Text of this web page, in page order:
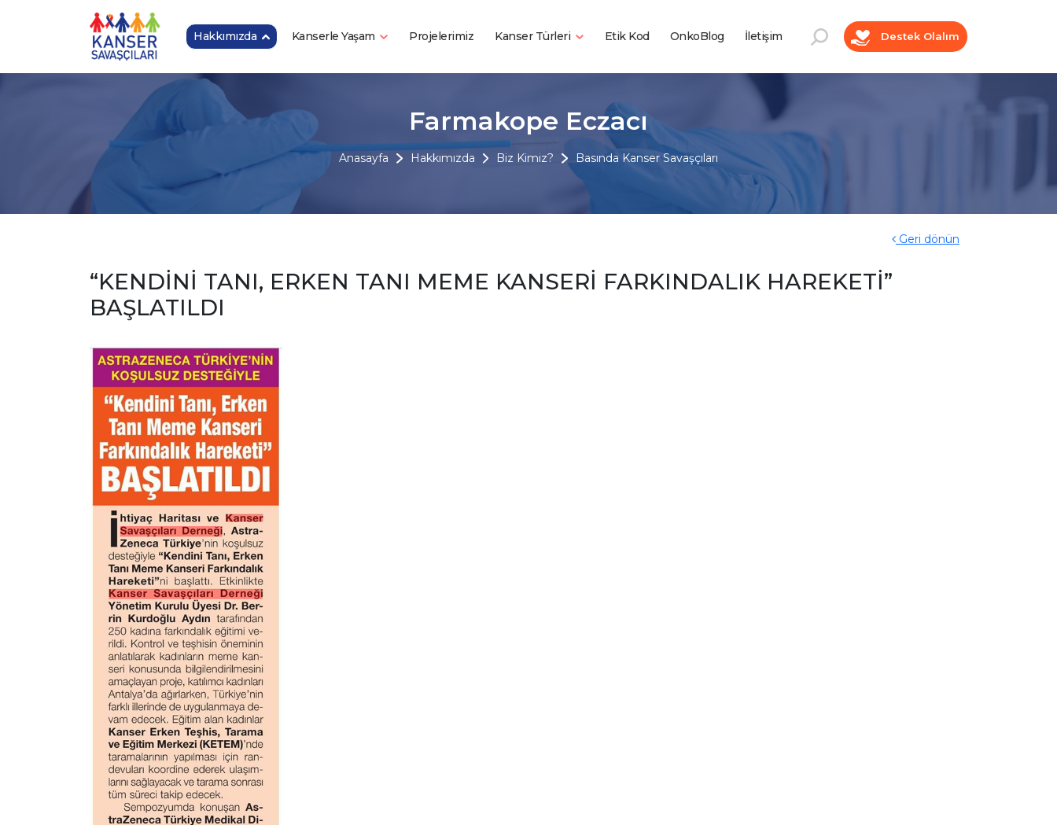
Hakkımızda Kanserle Yaşam Projelerimiz Kanser Türleri Etik Kod OnkoBlog İletişim Destek Olalım
Farmakope Eczacı
Anasayfa Hakkımızda Biz Kimiz? Basında Kanser Savaşçıları
Geri dönün
“KENDİNİ TANI, ERKEN TANI MEME KANSERİ FARKINDALIK HAREKETİ”
BAŞLATILDI